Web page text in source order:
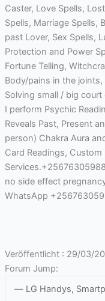
Caster, Love Spells,
Spells, Marriage Spells,
past Lover, Sex Spells,
Protection and Power
Fortune Telling,
Body/pains in the joints,
Solving small / big court
I perform Psychic
Reveals Past, Present
person) Chakra Aura
Card Readings,
no side effect
WhatsApp
Veröffentlicht : 29/03/
Forum Jump: